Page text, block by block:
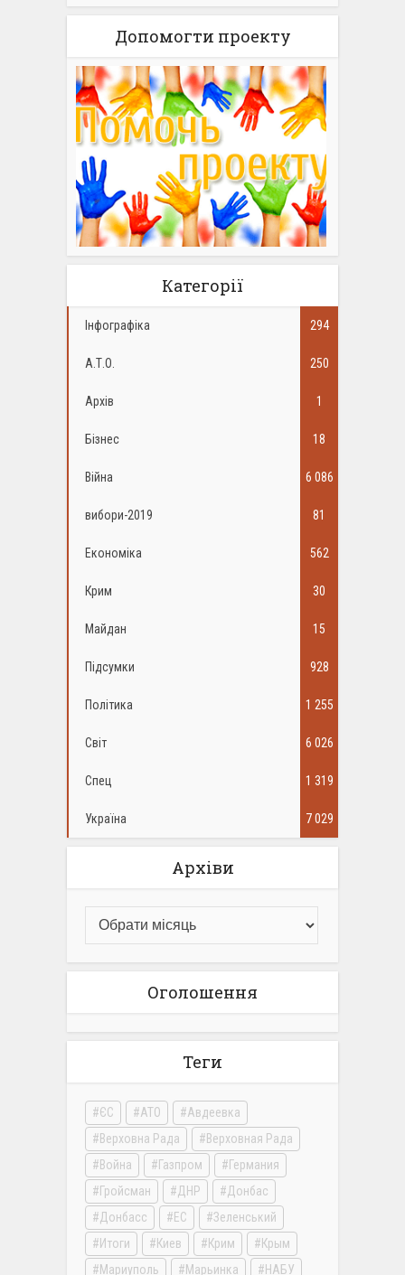
Допомогти проекту
Категорії
Інфографіка 294
А.Т.О. 250
Архів 1
Бізнес 18
Війна 6 086
вибори-2019 81
Економіка 562
Крим 30
Майдан 15
Підсумки 928
Політика 1 255
Світ 6 026
Спец 1 319
Україна 7 029
Архіви
Оголошення
Теги
ЄС АТО
Авдеевка
Верховна Рада
Верховная Рада
Война
Газпром
Германия
Гройсман
ДНР
Донбас
Донбасс
ЕС
Зеленський
Итоги
Киев Крим
Крым
Мариуполь
Марьинка НАБУ